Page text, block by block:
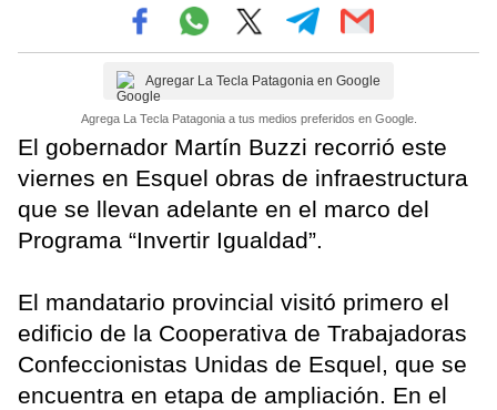
Agregar La Tecla Patagonia en Google
Agrega La Tecla Patagonia a tus medios preferidos en Google.
El gobernador Martín Buzzi recorrió este
viernes en Esquel obras de infraestructura
que se llevan adelante en el marco del
Programa “Invertir Igualdad”.
El mandatario provincial visitó primero el
edificio de la Cooperativa de Trabajadoras
Confeccionistas Unidas de Esquel, que se
encuentra en etapa de ampliación. En el